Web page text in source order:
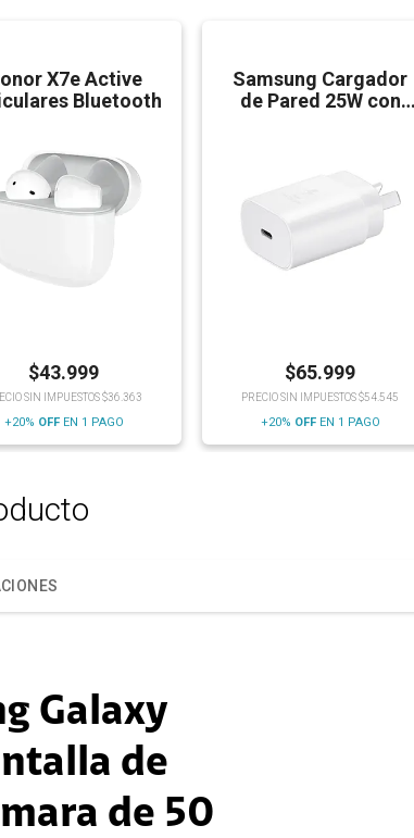
X7e Active
Bluetooth
$43.999
SIN IMPUESTOS $36.363
+20% OFFEN 1 PAGO
Samsung Cargador
de Pared 25W con
$65.999
PRECIO SIN IMPUESTOS $54.545
+20% OFFEN 1 PAGO
Galaxy
de
de 50